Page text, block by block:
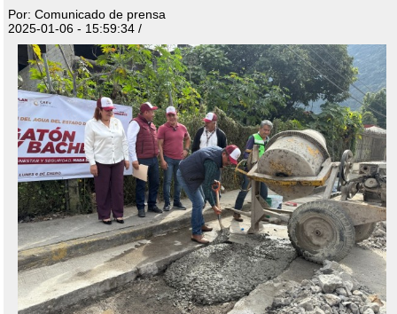
Por: Comunicado de prensa
2025-01-06 - 15:59:34 /